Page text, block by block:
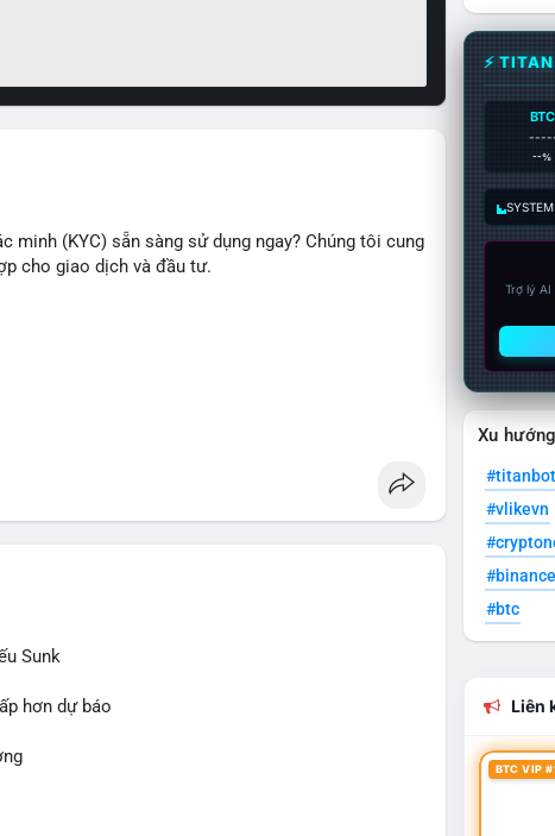
minh (KYC) sẵn sàng sử dụng ngay? Chúng tôi cung
cho giao dịch và đầu tư.
Sunk
hơn dự báo
⚡
BTC
--%
Trợ lý
Xu
#titanbot
#vlikevn
#btc
Liên
BTC VIP